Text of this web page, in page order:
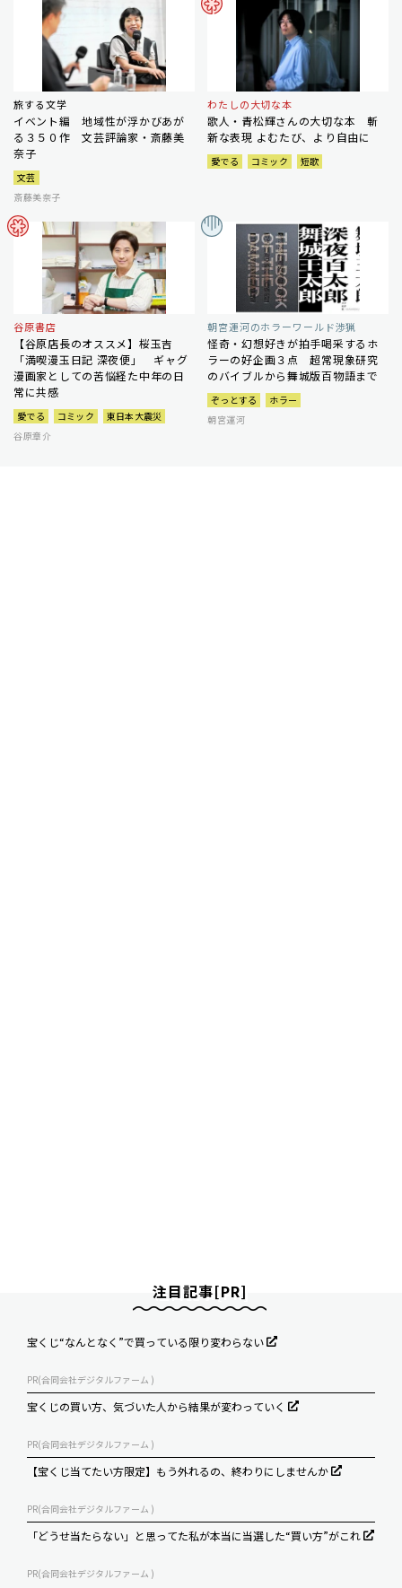
旅する文学
イベント編 地域性が浮かびあが
る３５０作 文芸評論家・斎藤美
奈子
文芸
斎藤美奈子
わたしの大切な本
歌人・青松輝さんの大切な本 斬
新な表現 よむたび、より自由に
愛でる コミック 短歌
谷原書店
【谷原店長のオススメ】桜玉吉
「満喫漫玉日記 深夜便」 ギャグ
漫画家としての苦悩経た中年の日
常に共感
愛でる コミック
東日本大震災
谷原章介
朝宮運河のホラーワールド渉猟
怪奇・幻想好きが拍手喝采するホ
ラーの好企画３点 超常現象研究
のバイブルから舞城版百物語まで
ぞっとする
ホラー
朝宮運河
注目記事[PR]
宝くじ“なんとなく”で買っている限り変わらない
PR(合同会社デジタルファーム )
宝くじの買い方、気づいた人から結果が変わっていく
PR(合同会社デジタルファーム )
【宝くじ当てたい方限定】もう外れるの、終わりにしませんか
PR(合同会社デジタルファーム )
「どうせ当たらない」と思ってた私が本当に当選した“買い方”がこれ
PR(合同会社デジタルファーム )